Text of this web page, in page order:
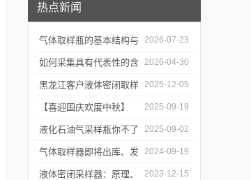
热点新闻
气体取样瓶的基本结构与
工作逻辑是什么？
2026-07-23
如何采集具有代表性的含
油水样？——石油类采水
器原理与使用
2026-04-30
黑龙江客户液体密闭取样
器项目顺利交付
2025-12-05
【喜迎国庆欢度中秋】
2025年国庆中秋放假通知
2025-09-19
液化石油气采样瓶你不了
解的知识！
2025-09-02
气体取样器即将出库、发
货！
2024-09-19
液体密闭采样器：原理、 2023-12-15